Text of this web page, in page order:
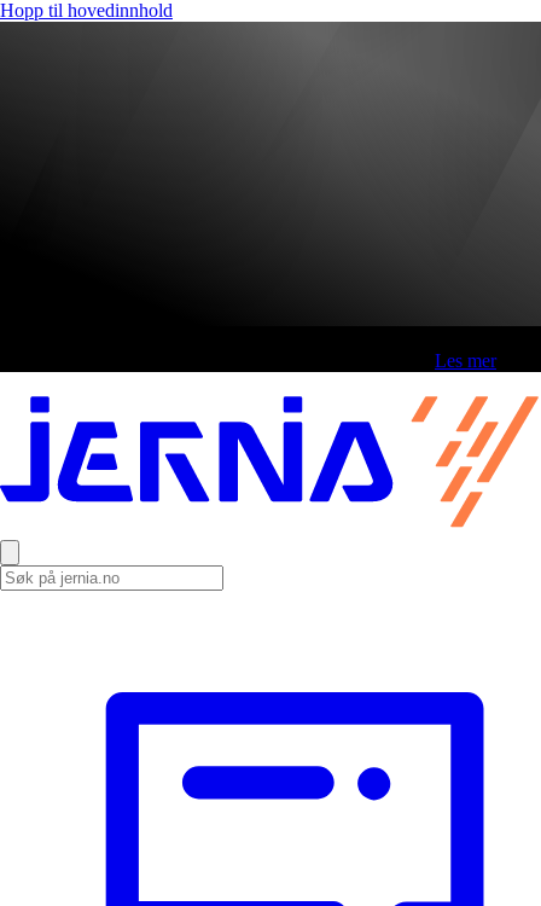
Hopp til hovedinnhold
Les mer